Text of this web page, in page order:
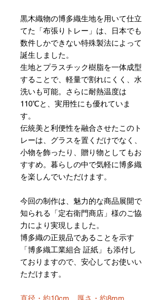
黒木織物の博多織生地を用いて仕立
てた「布張りトレー」は、日本でも
数件しかできない特殊製法によって
誕生しました。
生地とプラスチック樹脂を一体成型
することで、軽量で割れにくく、水
洗いも可能。さらに耐熱温度は
110℃と、実用性にも優れていま
す。
伝統美と利便性を融合させたこのト
レーは、グラスを置くだけでなく、
小物を飾ったり、贈り物としてもお
すすめ。暮らしの中で気軽に博多織
を楽しんでいただけます。
今回の制作は、魅力的な商品展開で
知られる「定右衛門商店」様のご協
力により実現しました。
博多織の正規品であることを示す
「博多織工業組合 証紙」も添付し
ておりますので、安心してお使いい
ただけます。
直径・約10cm、厚さ・約8mm